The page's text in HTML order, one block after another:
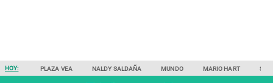
HOY: PLAZA VEA NALDY SALDAÑA MUNDO MARIO HART